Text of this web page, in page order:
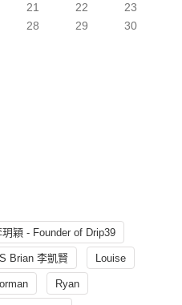
21 22
23
28 29
30
穎 - Founder of Drip39
Brian 李凱賢 Louise
Ryan